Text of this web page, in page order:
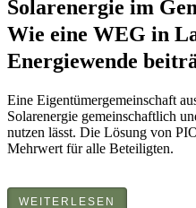
Solarenergie im
Wie eine WEG in
Energiewende
Eine Eigentümergemeinschaft
Solarenergie gemeinschaftlich
nutzen lässt. Die Lösung von
Mehrwert für alle Beteiligten.
WEITERLESEN